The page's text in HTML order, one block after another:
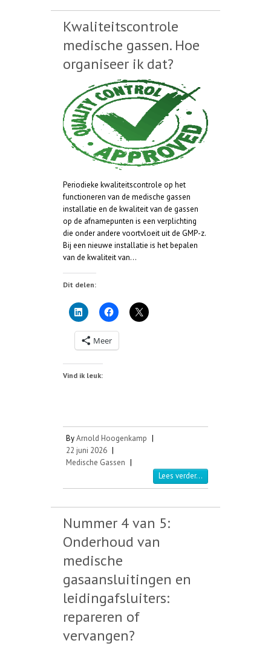
Kwaliteitscontrole
medische gassen. Hoe
organiseer ik dat?
Periodieke kwaliteitscontrole op het
functioneren van de medische gassen
installatie en de kwaliteit van de gassen
op de afnamepunten is een verplichting
die onder andere voortvloeit uit de GMP-z.
Bij een nieuwe installatie is het bepalen
van de kwaliteit van…
Dit delen:
Meer
Vind ik leuk:
ByArnold Hoogenkamp |
22 juni 2026 |
Medische Gassen |
Lees verder...
Nummer 4 van 5:
Onderhoud van
medische
gasaansluitingen en
leidingafsluiters:
repareren of
vervangen?